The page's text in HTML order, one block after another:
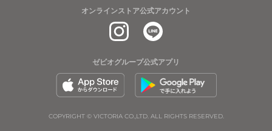
オンラインストア公式アカウント
ゼビオグループ公式アプリ
COPYRIGHT © VICTORIA CO.,LTD. ALL RIGHTS RESERVED.